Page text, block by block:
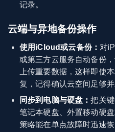
记录。
云端与异地备份操作
使用iCloud或云备份： 对
或第三方云服务自动备份
上传重要数据，这样即使
复，记得确认云空间足够并
同步到电脑与硬盘：把关
笔记本硬盘、外置移动硬
策略能在单点故障时迅速